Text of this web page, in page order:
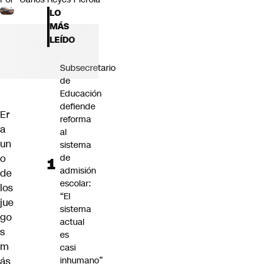
Opinión
Er
a
un
o
de
los
jue
go
s
m
ás
LO
MÁS
LEÍDO
Subsecretario
de
Educación
defiende
reforma
al
sistema
de
admisión
escolar:
“El
sistema
actual
es
casi
inhumano”